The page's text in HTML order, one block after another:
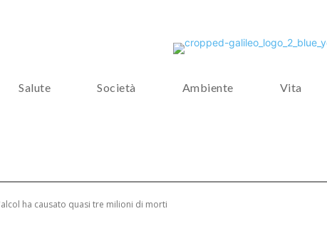
Salute Società Ambiente Vita
ha causato quasi tre milioni di morti